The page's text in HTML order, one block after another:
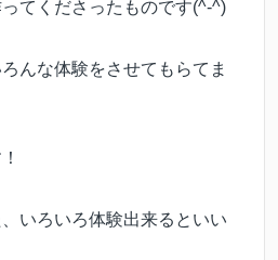
てくださったものです(^-^)
んな体験をさせてもらてま
いろいろ体験出来るといい